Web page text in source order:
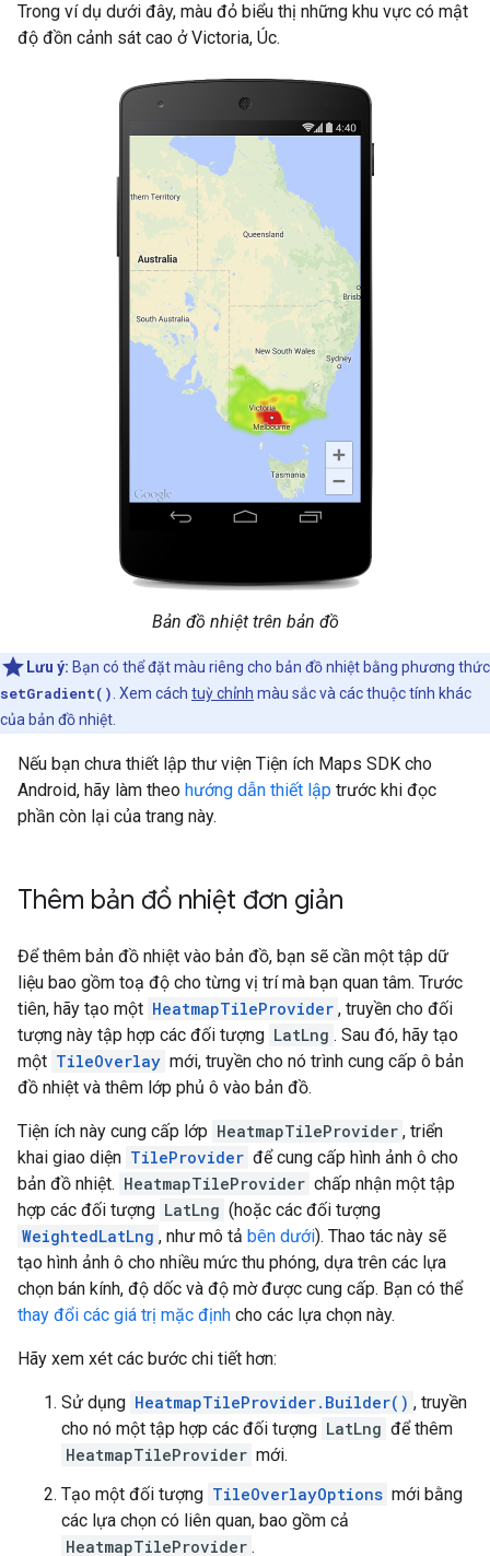
Trong ví dụ dưới đây, màu đỏ biểu thị những khu vực có mật
độ đồn cảnh sát cao ở Victoria, Úc.
Bản đồ nhiệt trên bản đồ
Lưu ý: Bạn có thể đặt màu riêng cho bản đồ nhiệt bằng phương thức
setGradient() . Xem cách tuỳ chỉnh màu sắc và các thuộc tính khác
của bản đồ nhiệt.
Nếu bạn chưa thiết lập thư viện Tiện ích Maps SDK cho
Android, hãy làm theo hướng dẫn thiết lập trước khi đọc
phần còn lại của trang này.
Thêm bản đồ nhiệt đơn giản
Để thêm bản đồ nhiệt vào bản đồ, bạn sẽ cần một tập dữ
liệu bao gồm toạ độ cho từng vị trí mà bạn quan tâm. Trước
tiên, hãy tạo một HeatmapTileProvider , truyền cho đối
tượng này tập hợp các đối tượng LatLng . Sau đó, hãy tạo
một TileOverlay mới, truyền cho nó trình cung cấp ô bản
đồ nhiệt và thêm lớp phủ ô vào bản đồ.
Tiện ích này cung cấp lớp HeatmapTileProvider , triển
khai giao diện TileProvider để cung cấp hình ảnh ô cho
bản đồ nhiệt. HeatmapTileProvider chấp nhận một tập
hợp các đối tượng LatLng (hoặc các đối tượng
WeightedLatLng , như mô tả bên dưới). Thao tác này sẽ
tạo hình ảnh ô cho nhiều mức thu phóng, dựa trên các lựa
chọn bán kính, độ dốc và độ mờ được cung cấp. Bạn có thể
thay đổi các giá trị mặc định cho các lựa chọn này.
Hãy xem xét các bước chi tiết hơn:
Sử dụng HeatmapTileProvider.Builder() , truyền
cho nó một tập hợp các đối tượng LatLng để thêm
HeatmapTileProvider mới.
Tạo một đối tượng TileOverlayOptions mới bằng
các lựa chọn có liên quan, bao gồm cả
HeatmapTileProvider .